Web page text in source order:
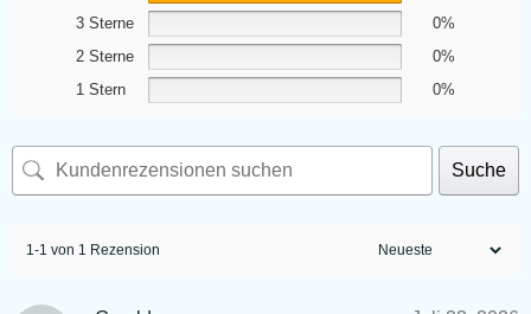
3 Sterne
0%
2 Sterne
0%
1 Stern
0%
Suche
1-1 von 1 Rezension